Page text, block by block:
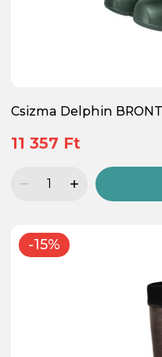
Csizma Delphin
11 357 Ft
-15%